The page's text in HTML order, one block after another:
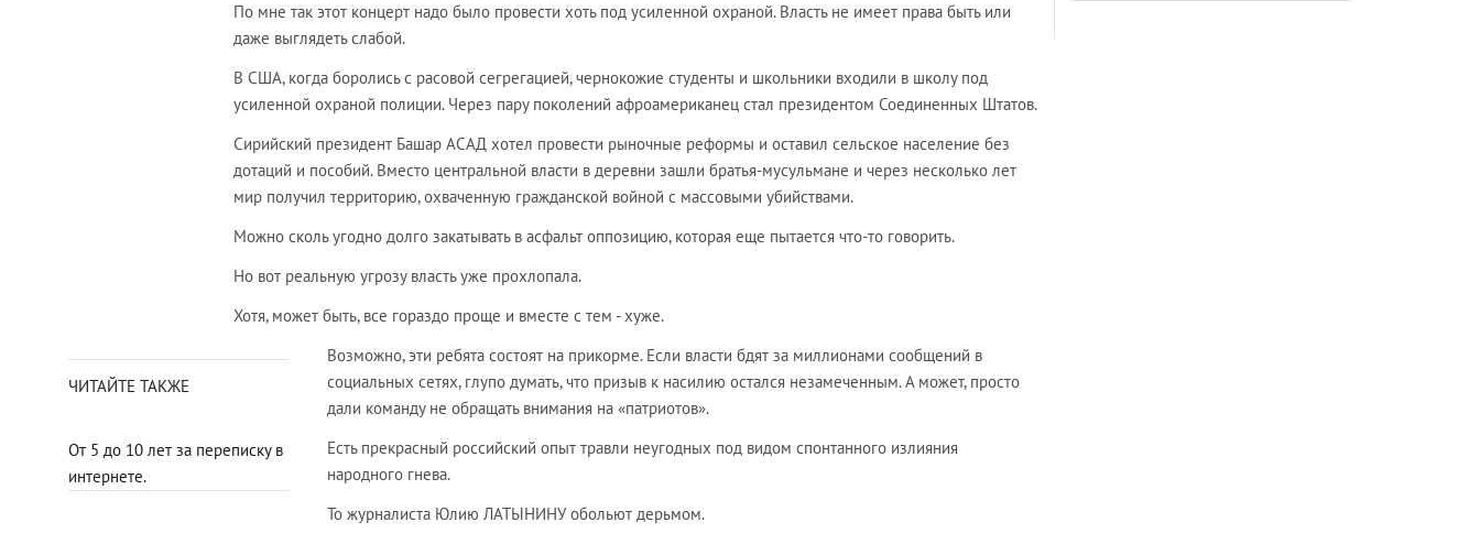
По мне так этот концерт надо было провести хоть под усиленной охраной. Власть не имеет права быть или
даже выглядеть слабой.
В США, когда боролись с расовой сегрегацией, чернокожие студенты и школьники входили в школу под
усиленной охраной полиции. Через пару поколений афроамериканец стал президентом Соединенных Штатов.
Сирийский президент Башар АСАД хотел провести рыночные реформы и оставил сельское население без
дотаций и пособий. Вместо центральной власти в деревни зашли братья-мусульмане и через несколько лет
мир получил территорию, охваченную гражданской войной с массовыми убийствами.
Можно сколь угодно долго закатывать в асфальт оппозицию, которая еще пытается что-то говорить.
Но вот реальную угрозу власть уже прохлопала.
Хотя, может быть, все гораздо проще и вместе с тем - хуже.
ЧИТАЙТЕ ТАКЖЕ
От 5 до 10 лет за переписку в
интернете.
Возможно, эти ребята состоят на прикорме. Если власти бдят за миллионами сообщений в
социальных сетях, глупо думать, что призыв к насилию остался незамеченным. А может, просто
дали команду не обращать внимания на «патриотов».
Есть прекрасный российский опыт травли неугодных под видом спонтанного излияния
народного гнева.
То журналиста Юлию ЛАТЫНИНУ обольют дерьмом.